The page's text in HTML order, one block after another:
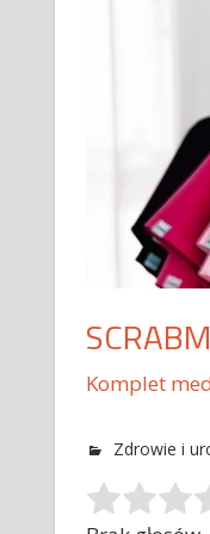
Komplet
Zdrowie i